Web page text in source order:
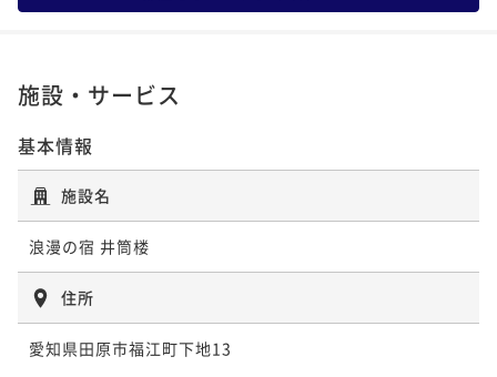
ポイントアップ
カラダに優しい料理でデトックスのひと時「ヴィーガ
ン会席プラン」
二食付き 現地決済可
ポイント即利用で最大7％OFF
2名 ¥ 73,656 ~
ポイントアップ
【井筒楼】旬を迎えた鮮度抜群の地魚や貝を存分に！
夕食スタンダード「お糸路プラン」【Relux限定】
二食付き 現地決済可
ポイント即利用で最大17％OFF
2名 ¥ 47,476 ~
施設・サービス
基本情報
施設名
浪漫の宿 井筒楼
住所
愛知県田原市福江町下地13